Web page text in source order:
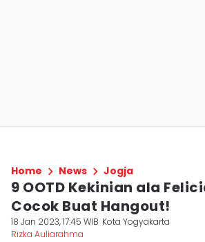
Home News Jogja
9 OOTD Kekinian ala
Cocok Buat Hangout!
18 Jan 2023, 17:45 WIB Kota Yogyakarta
Rizka Auliarahma